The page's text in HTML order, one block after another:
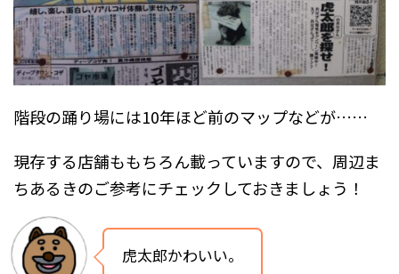
階段の踊り場には10年ほど前のマップなどが……
現存する店舗ももちろん載っていますので、周辺ま
ちあるきのご参考にチェックしておきましょう！
虎太郎かわいい。